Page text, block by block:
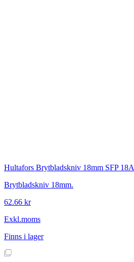
Hultafors Brytbladskniv 18mm SFP 18A
Brytbladskniv 18mm.
62.66 kr
Exkl.moms
Finns i lager